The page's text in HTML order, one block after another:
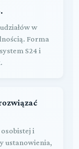
w
Forma
S24 i
i
ustanowienia,